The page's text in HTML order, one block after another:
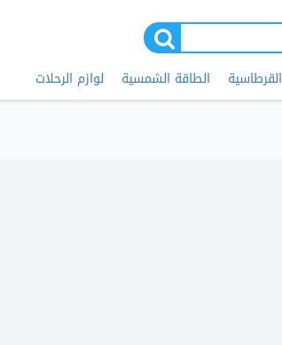
القرطاسية الطاقة الشمسية لوازم الرحلات